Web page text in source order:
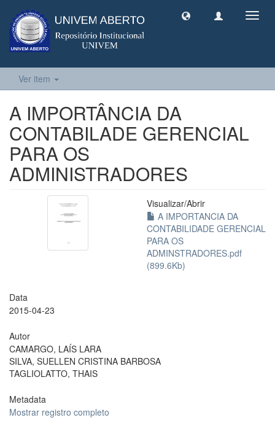
Ver item
A IMPORTÂNCIA DA
CONTABILADE GERENCIAL
PARA OS
ADMINISTRADORES
Visualizar/Abrir
A IMPORTANCIA DA
CONTABILIDADE GERENCIAL
PARA OS
ADMINSTRADORES.pdf
(899.6Kb)
Data
2015-04-23
Autor
CAMARGO, LAÍS LARA
SILVA, SUELLEN CRISTINA BARBOSA
TAGLIOLATTO, THAIS
Metadata
Mostrar registro completo